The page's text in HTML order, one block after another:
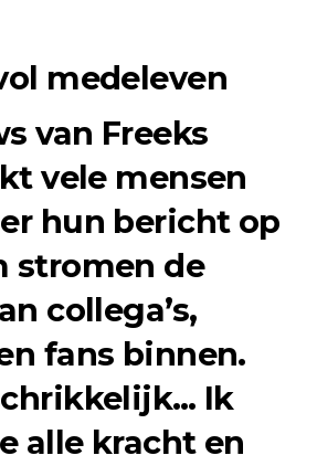
medeleven
van Freeks
vele mensen
hun bericht op
stromen de
collega’s,
fans binnen.
Ik
alle kracht en